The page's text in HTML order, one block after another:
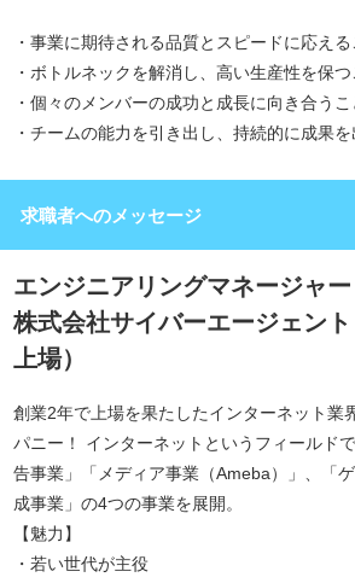
・事業に期待される品質とスピードに応える
・ボトルネックを解消し、高い生産性を保つ
・個々のメンバーの成功と成長に向き合うこ
・チームの能力を引き出し、持続的に成果
求職者へのメッセージ
エンジニアリングマネージャ
株式会社サイバーエージェン
上場）
創業2年で上場を果たしたインターネット業
パニー！ インターネットというフィールド
告事業」「メディア事業（Ameba）」、「
成事業」の4つの事業を展開。
【魅力】
・若い世代が主役